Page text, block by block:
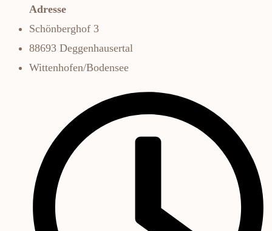
Adresse
Schönberghof 3
88693 Deggenhausertal
Wittenhofen/Bodensee